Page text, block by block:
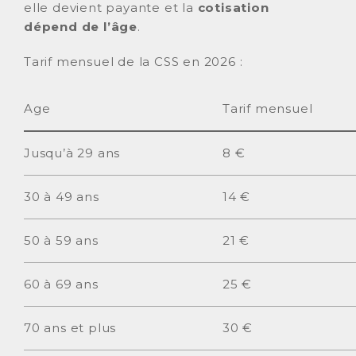
elle devient payante et la cotisation
dépend de l’âge.
Tarif mensuel de la CSS en 2026 :
Age Tarif mensuel
Jusqu’à 29 ans 8 €
30 à 49 ans 14 €
50 à 59 ans 21 €
60 à 69 ans 25 €
70 ans et plus 30 €